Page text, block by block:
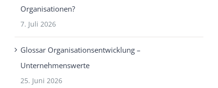
Organisationen?
7. Juli 2026
Glossar Organisationsentwicklung –
Unternehmenswerte
25. Juni 2026